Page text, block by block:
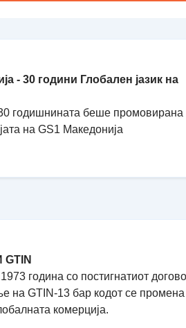
- 30 години Глобален јазик на
годишнината беше промовирана
на GS1 Македонија
година со постигнатиот
на GTIN-13 бар кодот се промена
комерција.